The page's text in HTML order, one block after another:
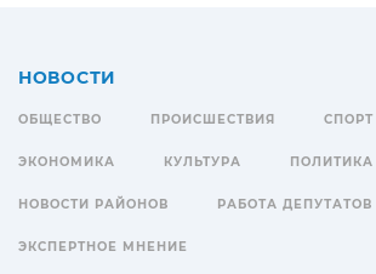
НОВОСТИ
ОБЩЕСТВО ПРОИСШЕСТВИЯ СПОРТ
ЭКОНОМИКА КУЛЬТУРА ПОЛИТИКА
НОВОСТИ РАЙОНОВ РАБОТА ДЕПУТАТОВ
ЭКСПЕРТНОЕ МНЕНИЕ